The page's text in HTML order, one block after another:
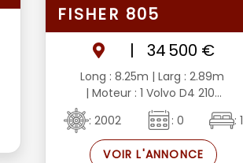
FISHER 805
|
34 500 €
Long : 8.25m | Larg : 2.89m
| Moteur : 1 Volvo D4 210...
: 2002
: 0 : 1
VOIR L'ANNONCE